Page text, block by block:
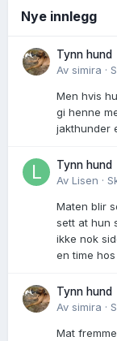
Nye innlegg
Tynn hund
Av simira ·
Men hvis
gi henne
jakthunder
Tynn hund
Av Lisen ·
Maten blir
sett at hun
ikke nok
en time
Tynn hund
Av simira ·
Mat